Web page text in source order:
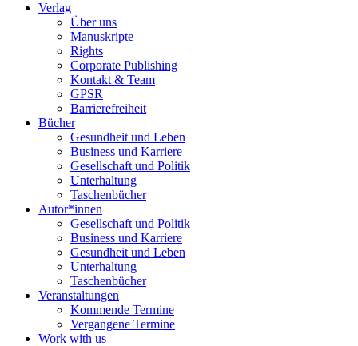
Verlag
Über uns
Manuskripte
Rights
Corporate Publishing
Kontakt & Team
GPSR
Barrierefreiheit
Bücher
Gesundheit und Leben
Business und Karriere
Gesellschaft und Politik
Unterhaltung
Taschenbücher
Autor*innen
Gesellschaft und Politik
Business und Karriere
Gesundheit und Leben
Unterhaltung
Taschenbücher
Veranstaltungen
Kommende Termine
Vergangene Termine
Work with us